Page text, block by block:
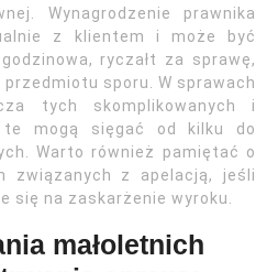
Wynagrodzenie prawnika
z klientem i może być
ryczałt za sprawę,
sporu. W sprawach
tych skomplikowanych i
te mogą sięgać od kilku do
Warto również pamiętać o
związanych z apelacją, jeśli
się na zaskarżenie wyroku.
małoletnich